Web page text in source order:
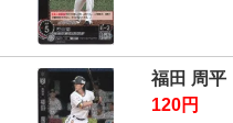
福田 周平
120円